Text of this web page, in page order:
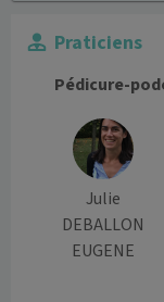
Praticiens
Pédicure-
Julie
DEBALLON
EUGENE